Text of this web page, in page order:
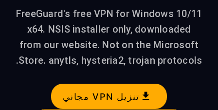
FreeGuard's free VPN for Windows 10/11
x64. NSIS installer only, downloaded
from our website. Not on the Microsoft
Store. anytls, hysteria2, trojan protocols.
تنزيل VPN مجاني